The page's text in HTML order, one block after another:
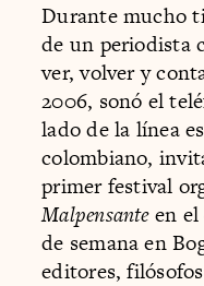
Durante mucho
de un periodista
ver, volver y
2006, sonó el
lado de la línea
colombiano,
primer festival
Malpensanteen el
de semana en
editores,